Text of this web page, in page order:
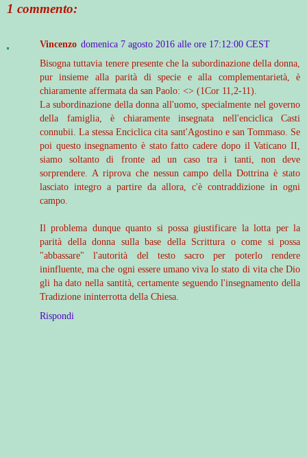
1 commento:
Vincenzo domenica 7 agosto 2016 alle ore 17:12:00 CEST
Bisogna tuttavia tenere presente che la subordinazione della donna,
pur insieme alla parità di specie e alla complementarietà, è
chiaramente affermata da san Paolo: <> (1Cor 11,2-11).
La subordinazione della donna all'uomo, specialmente nel governo
della famiglia, è chiaramente insegnata nell'enciclica Casti
connubii. La stessa Enciclica cita sant'Agostino e san Tommaso. Se
poi questo insegnamento è stato fatto cadere dopo il Vaticano II,
siamo soltanto di fronte ad un caso tra i tanti, non deve
sorprendere. A riprova che nessun campo della Dottrina è stato
lasciato integro a partire da allora, c'è contraddizione in ogni
campo.
Il problema dunque quanto si possa giustificare la lotta per la
parità della donna sulla base della Scrittura o come si possa
"abbassare" l'autorità del testo sacro per poterlo rendere
ininfluente, ma che ogni essere umano viva lo stato di vita che Dio
gli ha dato nella santità, certamente seguendo l'insegnamento della
Tradizione ininterrotta della Chiesa.
Rispondi